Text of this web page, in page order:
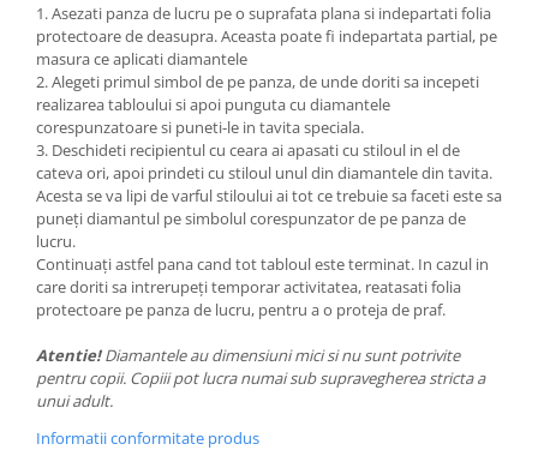
1. Asezati panza de lucru pe o suprafata plana si indepartati folia
protectoare de deasupra. Aceasta poate fi indepartata partial, pe
masura ce aplicati diamantele
2. Alegeti primul simbol de pe panza, de unde doriti sa incepeti
realizarea tabloului si apoi punguta cu diamantele
corespunzatoare si puneti-le in tavita speciala.
3. Deschideti recipientul cu ceara ai apasati cu stiloul in el de
cateva ori, apoi prindeti cu stiloul unul din diamantele din tavita.
Acesta se va lipi de varful stiloului ai tot ce trebuie sa faceti este sa
puneți diamantul pe simbolul corespunzator de pe panza de
lucru.
Continuați astfel pana cand tot tabloul este terminat. In cazul in
care doriti sa intrerupeți temporar activitatea, reatasati folia
protectoare pe panza de lucru, pentru a o proteja de praf.
Atentie!Diamantele au dimensiuni mici si nu sunt potrivite
pentru copii. Copiii pot lucra numai sub supravegherea stricta a
unui adult.
Informatii conformitate produs